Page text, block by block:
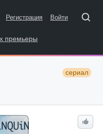
Регистрация Войти
премьеры
сериал